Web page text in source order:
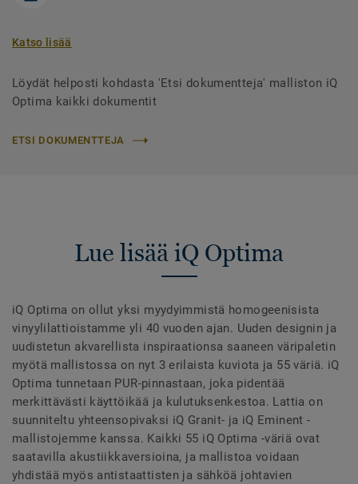
Katso lisää
Löydät helposti kohdasta 'Etsi dokumentteja' malliston iQ
Optima kaikki dokumentit
ETSI DOKUMENTTEJA
Lue lisää iQ Optima
iQ Optima on ollut yksi myydyimmistä homogeenisista
vinyylilattioistamme yli 40 vuoden ajan. Uuden designin ja
uudistetun akvarellista inspiraationsa saaneen väripaletin
myötä mallistossa on nyt 3 erilaista kuviota ja 55 väriä. iQ
Optima tunnetaan PUR-pinnastaan, joka pidentää
merkittävästi käyttöikää ja kulutuksenkestoa. Lattia on
suunniteltu yhteensopivaksi iQ Granit- ja iQ Eminent -
mallistojemme kanssa. Kaikki 55 iQ Optima -väriä ovat
saatavilla akustiikkaversioina, ja mallistoa voidaan
yhdistää myös antistaattisten ja sähköä johtavien